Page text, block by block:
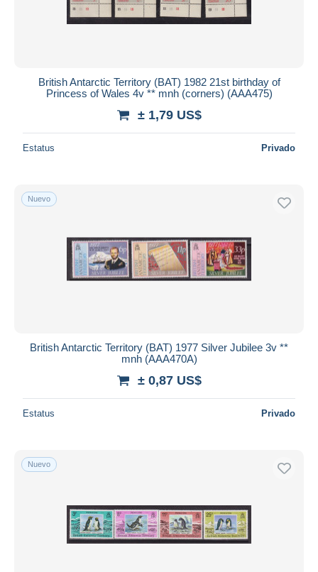
British Antarctic Territory (BAT) 1982 21st birthday of
Princess of Wales 4v ** mnh (corners) (AAA475)
± 1,79 US$
Estatus Privado
Nuevo
British Antarctic Territory (BAT) 1977 Silver Jubilee 3v **
mnh (AAA470A)
± 0,87 US$
Estatus Privado
Nuevo